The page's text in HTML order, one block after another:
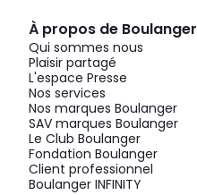
À propos de Boulanger
Qui sommes nous
Plaisir partagé
L'espace Presse
Nos services
Nos marques Boulanger
SAV marques Boulanger
Le Club Boulanger
Fondation Boulanger
Client professionnel
Boulanger INFINITY